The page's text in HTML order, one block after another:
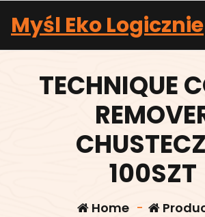
content
Myśl Eko Logicznie
TECHNIQUE
100SZT
Home-